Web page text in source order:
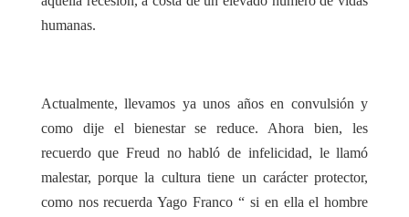
humanas.
Actualmente, llevamos ya unos años en convulsión y
como dije el bienestar se reduce. Ahora bien, les
recuerdo que Freud no habló de infelicidad, le llamó
malestar, porque la cultura tiene un carácter protector,
como nos recuerda Yago Franco “ si en ella el hombre